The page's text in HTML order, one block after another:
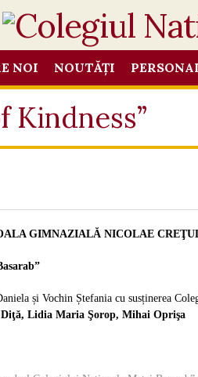
NOI NOUTĂȚI
Kindness”
GIMNAZIALĂ NICOLAE
”
și Vochin Ștefania cu susținerea
Diţă, Lidia Maria Şorop, Mihai Oprişa